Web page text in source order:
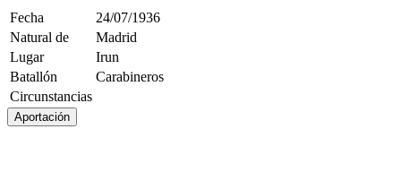
Fecha
24/07/1936
Natural de
Madrid
Lugar
Irun
Batallón
Carabineros
Circunstancias